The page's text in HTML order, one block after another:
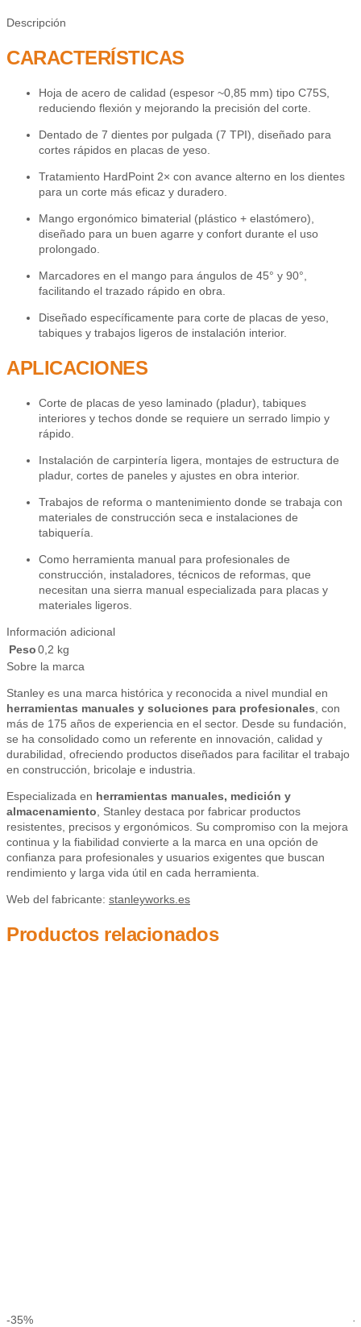
Descripción
CARACTERÍSTICAS
Hoja de acero de calidad (espesor ~0,85 mm) tipo C75S,
reduciendo flexión y mejorando la precisión del corte.
Dentado de 7 dientes por pulgada (7 TPI), diseñado para
cortes rápidos en placas de yeso.
Tratamiento HardPoint 2× con avance alterno en los dientes
para un corte más eficaz y duradero.
Mango ergonómico bimaterial (plástico + elastómero),
diseñado para un buen agarre y confort durante el uso
prolongado.
Marcadores en el mango para ángulos de 45° y 90°,
facilitando el trazado rápido en obra.
Diseñado específicamente para corte de placas de yeso,
tabiques y trabajos ligeros de instalación interior.
APLICACIONES
Corte de placas de yeso laminado (pladur), tabiques
interiores y techos donde se requiere un serrado limpio y
rápido.
Instalación de carpintería ligera, montajes de estructura de
pladur, cortes de paneles y ajustes en obra interior.
Trabajos de reforma o mantenimiento donde se trabaja con
materiales de construcción seca e instalaciones de
tabiquería.
Como herramienta manual para profesionales de
construcción, instaladores, técnicos de reformas, que
necesitan una sierra manual especializada para placas y
materiales ligeros.
Información adicional
Peso0,2 kg
Sobre la marca
Stanley es una marca histórica y reconocida a nivel mundial en
herramientas manuales y soluciones para profesionales , con
más de 175 años de experiencia en el sector. Desde su fundación,
se ha consolidado como un referente en innovación, calidad y
durabilidad, ofreciendo productos diseñados para facilitar el trabajo
en construcción, bricolaje e industria.
Especializada en herramientas manuales, medición y
almacenamiento , Stanley destaca por fabricar productos
resistentes, precisos y ergonómicos. Su compromiso con la mejora
continua y la fiabilidad convierte a la marca en una opción de
confianza para profesionales y usuarios exigentes que buscan
rendimiento y larga vida útil en cada herramienta.
Web del fabricante: stanleyworks.es
Productos relacionados
-35%
-